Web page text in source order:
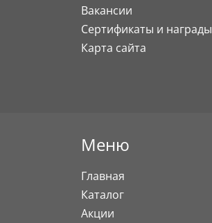
Вакансии
Сертификаты и награды
Карта сайта
Меню
Главная
Каталог
Акции